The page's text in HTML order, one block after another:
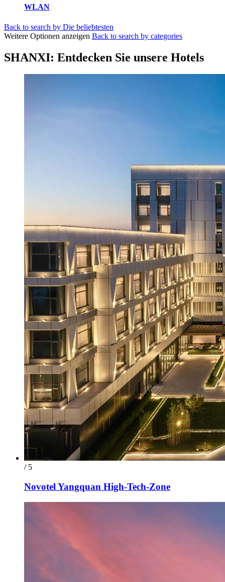
WLAN
Back to search by Die beliebtesten
Weitere Optionen anzeigen Back to search by categories
SHANXI: Entdecken Sie unsere Hotels
/ 5
Novotel Yangquan High-Tech-Zone